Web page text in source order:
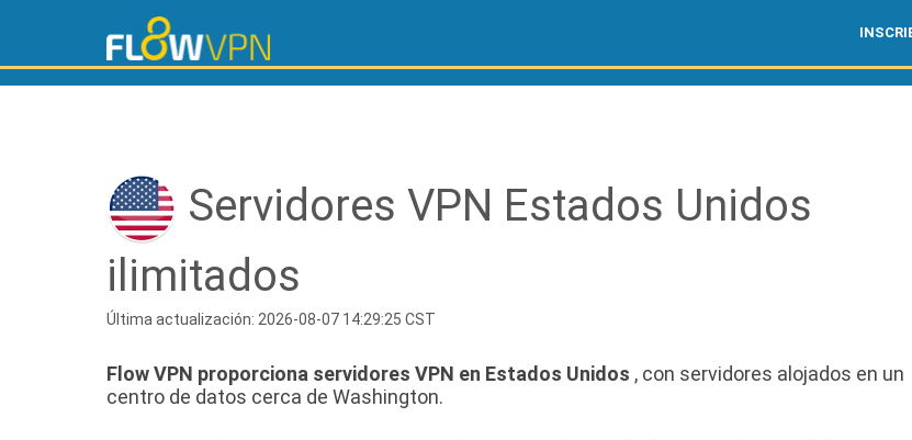
Servidores VPN Estados Unidos
ilimitados
Última actualización: 2026-08-07 14:29:25 CST
Flow VPN proporciona servidores VPN en Estados Unidos , con servidores alojados en un
centro de datos cerca de Washington.